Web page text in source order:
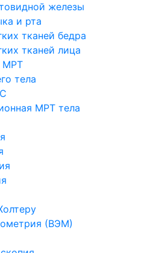
железы
и рта
тканей бедра
тканей лица
МРТ
тела
МРТ тела
(ВЭМ)